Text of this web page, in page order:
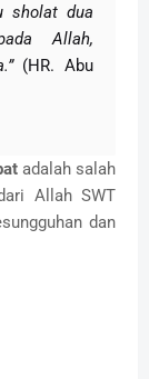
sholat dua
Allah,
(HR. Abu
adalah salah
Allah SWT
dan